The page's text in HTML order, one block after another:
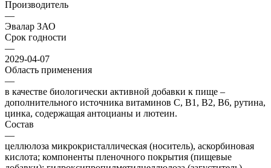
Производитель
—
Эвалар ЗАО
Срок годности
—
2029-04-07
Область применения
—
в качестве биологически активной добавки к пище –
дополнительного источника витаминов С, В1, В2, В6, рутина,
цинка, содержащая антоцианы и лютеин.
Состав
—
целлюлоза микрокристаллическая (носитель), аскорбиновая
кислота; компоненты пленочного покрытия (пищевые